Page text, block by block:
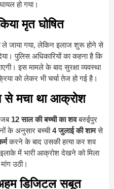
हो गया।
मृत घोषित
ले जाया गया, लेकिन इलाज शुरू होने से
पुलिस अधिकारियों का कहना है कि
इस मामले के बाद सुरक्षा व्यवस्था
को लेकर भी चर्चा तेज हो गई है।
से मचा था आक्रोश
जब 12 साल की बच्ची का शवबरुईपुर
के अनुसार बच्ची4 जुलाई की शामसे
करने के बाद उसकी हत्या कर शव
में भारी आक्रोश देखने को मिला
उठी।
डिजिटल सबूत